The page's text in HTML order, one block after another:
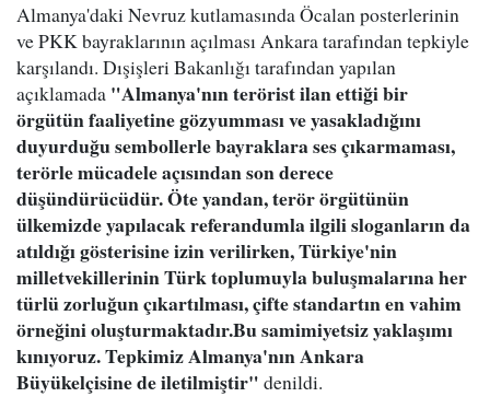
Almanya'daki Nevruz kutlamasında Öcalan posterlerinin
ve PKK bayraklarının açılması Ankara tarafından tepkiyle
karşılandı. Dışişleri Bakanlığı tarafından yapılan
açıklamada "Almanya'nın terörist ilan ettiği bir
örgütün faaliyetine gözyumması ve yasakladığını
duyurduğu sembollerle bayraklara ses çıkarmaması,
terörle mücadele açısından son derece
düşündürücüdür. Öte yandan, terör örgütünün
ülkemizde yapılacak referandumla ilgili sloganların da
atıldığı gösterisine izin verilirken, Türkiye'nin
milletvekillerinin Türk toplumuyla buluşmalarına her
türlü zorluğun çıkartılması, çifte standartın en vahim
örneğini oluşturmaktadır.Bu samimiyetsiz yaklaşımı
kınıyoruz. Tepkimiz Almanya'nın Ankara
Büyükelçisine de iletilmiştir" denildi.